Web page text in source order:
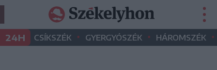
24H CSÍKSZÉK • GYERGYÓSZÉK • HÁROMSZÉK •